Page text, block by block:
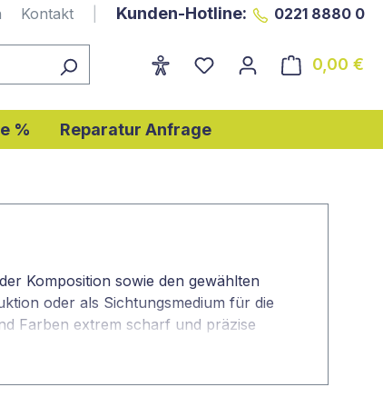
Kontakt Kunden-Hotline: 0221 8880 0
0,00 €
% Reparatur Anfrage
Komposition sowie den gewählten
oder als Sichtungsmedium für die
Farben extrem scharf und präzise